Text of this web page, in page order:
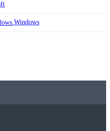
Windows